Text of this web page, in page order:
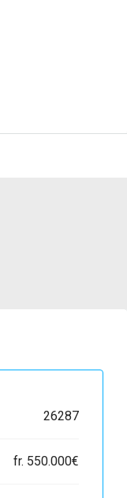
26287
fr. 550.000€